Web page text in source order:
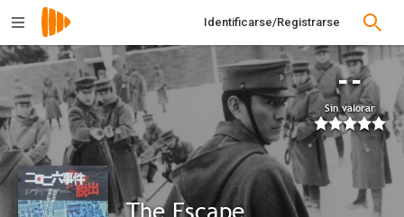
Identificarse/Registrarse
--
Sin valorar